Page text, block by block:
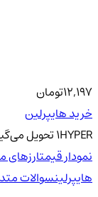
12,197تومان
خرید هایپرلین
1HYPERتحویل
نمودار قیمتارزهای
هایپرلینسوالات